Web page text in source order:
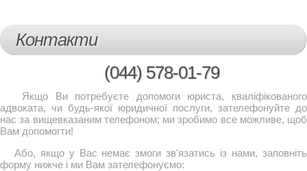
Контакти
(044) 578-01-79
Якщо Ви потребуєте допомоги юриста, кваліфікованого
адвоката, чи будь-якої юридичної послуги, зателефонуйте до
нас за вищевказаним телефоном; ми зробимо все можливе, щоб
Вам допомогти!
Або, якщо у Вас немає змоги зв'язатись із нами, заповніть
форму нижче і ми Вам зателефонуємо: